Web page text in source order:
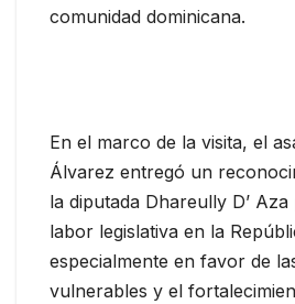
comunidad dominicana.
En el marco de la visita, el
Álvarez entregó un
la diputada Dhareully D’
labor legislativa en la
especialmente en favor de
vulnerables y el